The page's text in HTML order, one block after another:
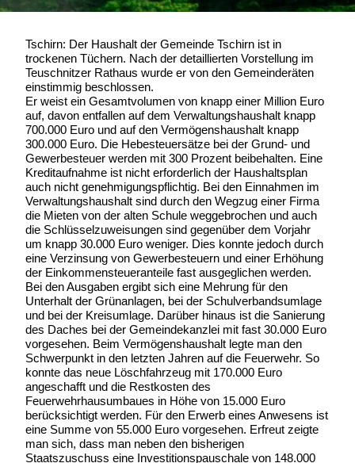
Tschirn: Der Haushalt der Gemeinde Tschirn ist in
trockenen Tüchern. Nach der detaillierten Vorstellung im
Teuschnitzer Rathaus wurde er von den Gemeinderäten
einstimmig beschlossen.
Er weist ein Gesamtvolumen von knapp einer Million Euro
auf, davon entfallen auf dem Verwaltungshaushalt knapp
700.000 Euro und auf den Vermögenshaushalt knapp
300.000 Euro. Die Hebesteuersätze bei der Grund- und
Gewerbesteuer werden mit 300 Prozent beibehalten. Eine
Kreditaufnahme ist nicht erforderlich der Haushaltsplan
auch nicht genehmigungspflichtig. Bei den Einnahmen im
Verwaltungshaushalt sind durch den Wegzug einer Firma
die Mieten von der alten Schule weggebrochen und auch
die Schlüsselzuweisungen sind gegenüber dem Vorjahr
um knapp 30.000 Euro weniger. Dies konnte jedoch durch
eine Verzinsung von Gewerbesteuern und einer Erhöhung
der Einkommensteueranteile fast ausgeglichen werden.
Bei den Ausgaben ergibt sich eine Mehrung für den
Unterhalt der Grünanlagen, bei der Schulverbandsumlage
und bei der Kreisumlage. Darüber hinaus ist die Sanierung
des Daches bei der Gemeindekanzlei mit fast 30.000 Euro
vorgesehen. Beim Vermögenshaushalt legte man den
Schwerpunkt in den letzten Jahren auf die Feuerwehr. So
konnte das neue Löschfahrzeug mit 170.000 Euro
angeschafft und die Restkosten des
Feuerwehrhausumbaues in Höhe von 15.000 Euro
berücksichtigt werden. Für den Erwerb eines Anwesens ist
eine Summe von 55.000 Euro vorgesehen. Erfreut zeigte
man sich, dass man neben den bisherigen
Staatszuschuss eine Investitionspauschale von 148.000